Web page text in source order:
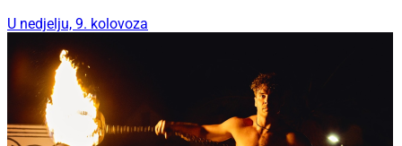
U nedjelju, 9. kolovoza